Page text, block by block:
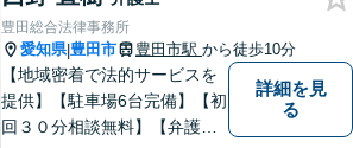
【法テラス利用可※ご利用要
件あり】
豊田総合法律事務所
愛知県|豊田市 豊田市駅 から徒歩10分
【地域密着で法的サービスを
提供】【駐車場6台完備】【初
回３０分相談無料】【弁護士3
詳細を見
る